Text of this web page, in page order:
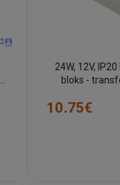
24W, 12V,
bloks -
10.75€